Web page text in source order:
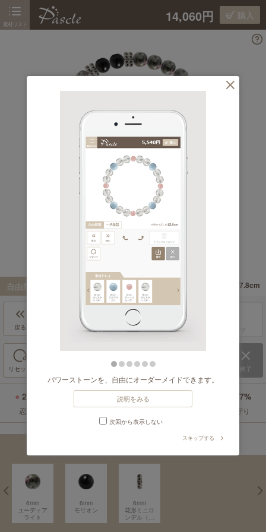
14,060円 購入
自由配置 17.8cm
リセット
戻る
終了
素材リスト
21%
恋愛 癒し
7%
仕事運 目標達成 金運
47%
お守り
6mm
ユーディア
ライト
6mm
モリオン
6mm
花形ミニロ
ンデル（シ
ルバー）
⟨
パワーストーンを、自由にオーダーメイドできます。
説明をみる
次回から表示しない
スキップする